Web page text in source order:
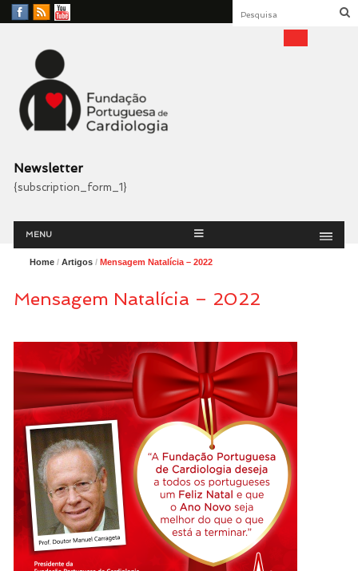
Facebook
RSS
YouTube
Fundação Portuguesa
Cardiologia
Newsletter
{subscription_form_1}
Menu
MENU
Home/ Artigos/ Mensagem Natalícia – 2022
Mensagem Natalícia – 2022